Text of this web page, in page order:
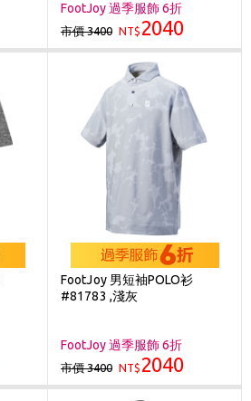
FootJoy 過季服飾 6折
市價 3400 NT$ 2040
FootJoy 男短袖POLO衫
#81783 ,淺灰
FootJoy 過季服飾 6折
市價 3400 NT$ 2040